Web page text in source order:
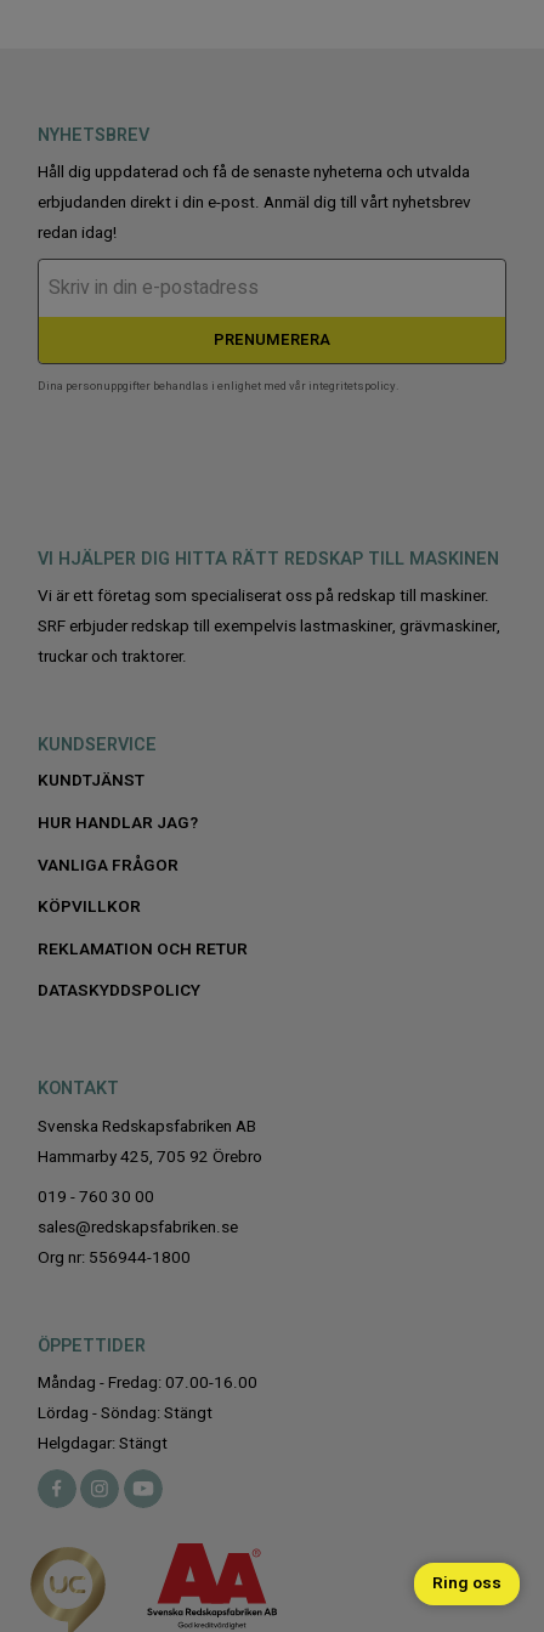
Ring oss
NYHETSBREV
Håll dig uppdaterad och få de senaste nyheterna och utvalda
erbjudanden direkt i din e-post. Anmäl dig till vårt nyhetsbrev
redan idag!
PRENUMERERA
Dina personuppgifter behandlas i enlighet med vår integritetspolicy.
VI HJÄLPER DIG HITTA RÄTT REDSKAP TILL MASKINEN
Vi är ett företag som specialiserat oss på redskap till maskiner.
SRF erbjuder redskap till exempelvis lastmaskiner, grävmaskiner,
truckar och traktorer.
KUNDSERVICE
KUNDTJÄNST
HUR HANDLAR JAG?
VANLIGA FRÅGOR
KÖPVILLKOR
REKLAMATION OCH RETUR
DATASKYDDSPOLICY
KONTAKT
Svenska Redskapsfabriken AB
Hammarby 425, 705 92 Örebro
019 - 760 30 00
sales@redskapsfabriken.se
Org nr: 556944-1800
ÖPPETTIDER
Måndag - Fredag: 07.00-16.00
Lördag - Söndag: Stängt
Helgdagar: Stängt